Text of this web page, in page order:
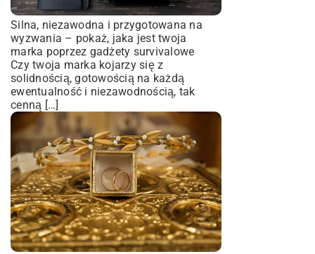
Silna, niezawodna i przygotowana na
wyzwania – pokaż, jaka jest twoja
marka poprzez gadżety survivalowe
Czy twoja marka kojarzy się z
solidnością, gotowością na każdą
ewentualność i niezawodnością, tak
cenną […]